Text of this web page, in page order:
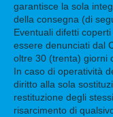
garantisce la sola
della consegna (di
Eventuali difetti
essere denunciati dal
oltre 30 (trenta) giorni
In caso di operatività
diritto alla sola
restituzione degli
risarcimento di